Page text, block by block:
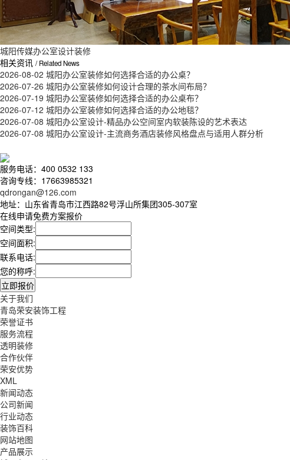
城阳传媒办公室设计装修
相关资讯 / Related News
2026-08-02 城阳办公室装修如何选择合适的办公桌？
2026-07-26 城阳办公室装修如何设计合理的茶水间布局？
2026-07-19 城阳办公室装修如何选择合适的办公桌布？
2026-07-12 城阳办公室装修如何选择合适的办公地毯？
2026-07-08 城阳办公室设计-精品办公空间室内软装陈设的艺术表达
2026-07-08 城阳办公室设计-主流商务酒店装修风格盘点与适用人群分析
服务电话：400 0532 133
咨询专线：17663985321
qdrongan@126.com
地址：山东省青岛市江西路82号浮山所集团305-307室
在线申请免费方案报价
空间类型:
空间面积:
联系电话:
您的称呼:
关于我们
青岛荣安装饰工程
荣誉证书
服务流程
透明装修
合作伙伴
荣安优势
XML
新闻动态
公司新闻
行业动态
装饰百科
网站地图
产品展示